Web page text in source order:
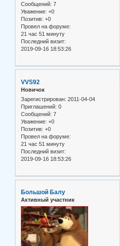
Сообщений: 7
Уважение: +0
Позитив: +0
Провел на форуме:
21 час 51 минуту
Последний визит:
2019-09-16 18:53:26
VVS92
Новичок
Зарегистрирован: 2011-04-04
Приглашений: 0
Сообщений: 7
Уважение: +0
Позитив: +0
Провел на форуме:
21 час 51 минуту
Последний визит:
2019-09-16 18:53:26
Большой Балу
Активный участник